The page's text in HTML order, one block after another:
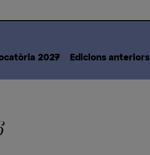
2027 Edicions anteriors